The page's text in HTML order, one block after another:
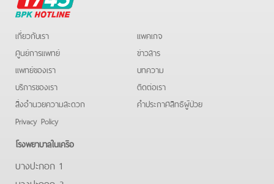
Hotline
เกี่ยวกับเรา
ศูนย์การแพทย์
แพทย์ของเรา
บริการของเรา
สิ่งอำนวยความสะดวก
Privacy Policy
แพคเกจ
ข่าวสาร
บทความ
ติดต่อเรา
คําประกาศสิทธิผู้ป่วย
โรงพยาบาลในเครือ
บางปะกอก 1